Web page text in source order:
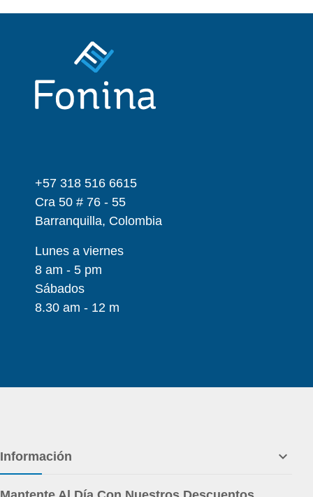
+57 318 516 6615
Cra 50 # 76 - 55
Barranquilla, Colombia
Lunes a viernes
8 am - 5 pm
Sábados
8.30 am - 12 m
Información 